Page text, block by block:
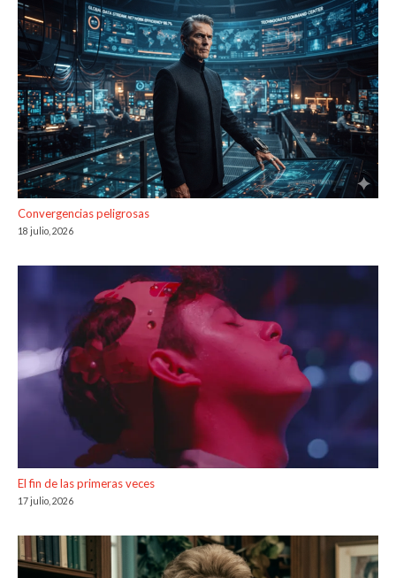
Convergencias peligrosas
18 julio, 2026
El fin de las primeras veces
17 julio, 2026